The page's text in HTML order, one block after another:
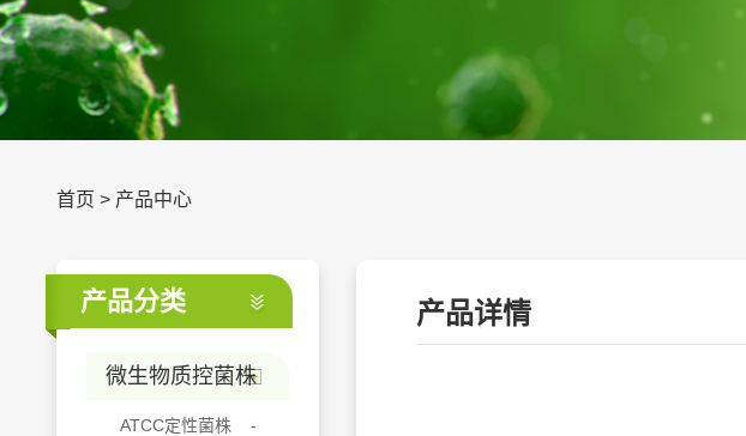
首页 > 产品中心
产品分类
微生物质控菌株
ATCC定性菌株
产品详情